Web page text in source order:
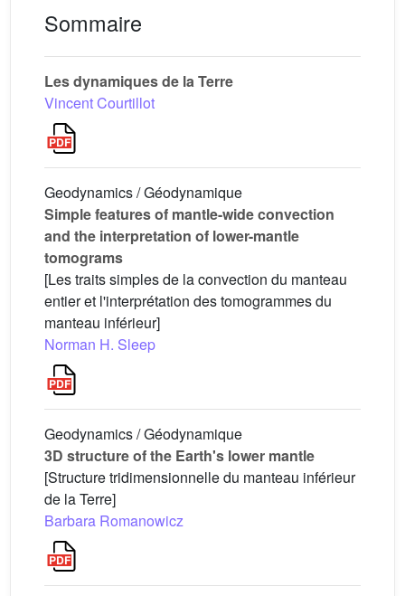
Sommaire
Les dynamiques de la Terre
Vincent Courtillot
Geodynamics / Géodynamique
Simple features of mantle-wide convection
and the interpretation of lower-mantle
tomograms
[Les traits simples de la convection du manteau
entier et l'interprétation des tomogrammes du
manteau inférieur]
Norman H. Sleep
Geodynamics / Géodynamique
3D structure of the Earth's lower mantle
[Structure tridimensionnelle du manteau inférieur
de la Terre]
Barbara Romanowicz